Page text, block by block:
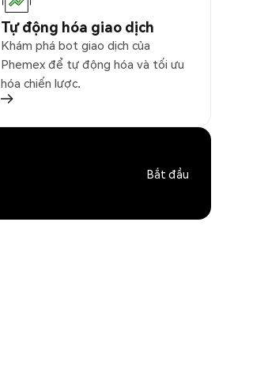
Tự động hóa giao dịch
Khám phá bot giao dịch của
Phemex để tự động hóa và tối ưu
hóa chiến lược.
Bắt đầu